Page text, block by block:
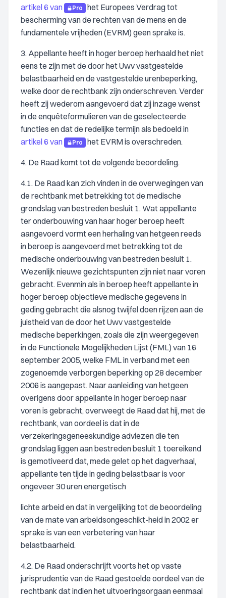
artikel 6 van
Pro
het Europees Verdrag tot
bescherming van de rechten van de mens en de
fundamentele vrijheden (EVRM) geen sprake is.
3. Appellante heeft in hoger beroep herhaald het niet
eens te zijn met de door het Uwv vastgestelde
belastbaarheid en de vastgestelde urenbeperking,
welke door de rechtbank zijn onderschreven. Verder
heeft zij wederom aangevoerd dat zij inzage wenst
in de enquêteformulieren van de geselecteerde
functies en dat de redelijke termijn als bedoeld in
artikel 6 van
Pro het EVRM is overschreden.
4. De Raad komt tot de volgende beoordeling.
4.1. De Raad kan zich vinden in de overwegingen van
de rechtbank met betrekking tot de medische
grondslag van bestreden besluit 1. Wat appellante
ter onderbouwing van haar hoger beroep heeft
aangevoerd vormt een herhaling van hetgeen reeds
in beroep is aangevoerd met betrekking tot de
medische onderbouwing van bestreden besluit 1.
Wezenlijk nieuwe gezichtspunten zijn niet naar voren
gebracht. Evenmin als in beroep heeft appellante in
hoger beroep objectieve medische gegevens in
geding gebracht die alsnog twijfel doen rijzen aan de
juistheid van de door het Uwv vastgestelde
medische beperkingen, zoals die zijn weergegeven
in de Functionele Mogelijkheden Lijst (FML) van 16
september 2005, welke FML in verband met een
zogenoemde verborgen beperking op 28 december
2006 is aangepast. Naar aanleiding van hetgeen
overigens door appellante in hoger beroep naar
voren is gebracht, overweegt de Raad dat hij, met de
rechtbank, van oordeel is dat in de
verzekeringsgeneeskundige adviezen die ten
grondslag liggen aan bestreden besluit 1 toereikend
is gemotiveerd dat, mede gelet op het dagverhaal,
appellante ten tijde in geding belastbaar is voor
ongeveer 30 uren energetisch
lichte arbeid en dat in vergelijking tot de beoordeling
van de mate van arbeidsongeschikt-heid in 2002 er
sprake is van een verbetering van haar
belastbaarheid.
4.2. De Raad onderschrijft voorts het op vaste
jurisprudentie van de Raad gestoelde oordeel van de
rechtbank dat indien het uitvoeringsorgaan eenmaal